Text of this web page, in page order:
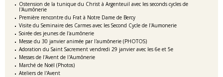
Ostension de la tunique du Christ à Argenteuil avec les seconds cycles de
l'Aumônerie
Première rencontre du Frat à Notre Dame de Bercy
Visite du Seminaire des Carmes avec les Second Cycle de l'Aumonerie
Soirée des jeunes de l'aumônerie
Messe du 30 janvier animée par l'aumônerie (PHOTOS)
Adoration du Saint Sacrement vendredi 29 janvier avec les 6e et 5e
Messes de l'Avent de l'Aumônerie
Marché de Noël (Photos)
Ateliers de l'Avent